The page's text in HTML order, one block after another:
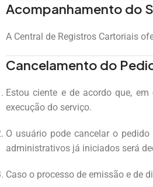
Acompanhamento do
A Central de Registros Cartoriais
Cancelamento do
Estou ciente e de acordo que,
execução do serviço.
O usuário pode cancelar o
administrativos já iniciados será
Caso o processo de emissão e de